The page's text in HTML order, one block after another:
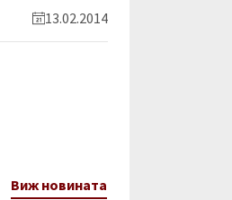
13.02.2014
Виж новината